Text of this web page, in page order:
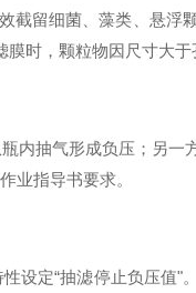
截留细菌、藻类、悬浮
膜时，颗粒物因尺寸大
内抽气形成负压；另一
业指导书要求。
设定“抽滤停止负压值"